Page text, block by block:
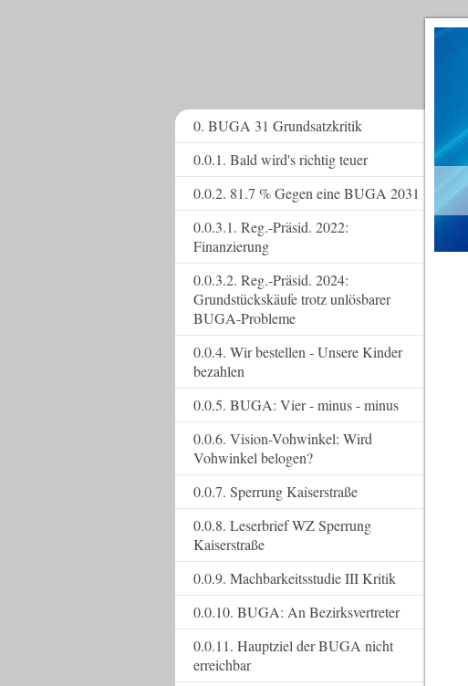
0. BUGA 31 Grundsatzkritik
0.0.1. Bald wird's richtig teuer
0.0.2. 81.7 % Gegen eine BUGA 2031
0.0.3.1. Reg.-Präsid. 2022:
Finanzierung
0.0.3.2. Reg.-Präsid. 2024:
Grundstückskäufe trotz unlösbarer
BUGA-Probleme
0.0.4. Wir bestellen - Unsere Kinder
bezahlen
0.0.5. BUGA: Vier - minus - minus
0.0.6. Vision-Vohwinkel: Wird
Vohwinkel belogen?
0.0.7. Sperrung Kaiserstraße
0.0.8. Leserbrief WZ Sperrung
Kaiserstraße
0.0.9. Machbarkeitsstudie III Kritik
0.0.10. BUGA: An Bezirksvertreter
0.0.11. Hauptziel der BUGA nicht
erreichbar